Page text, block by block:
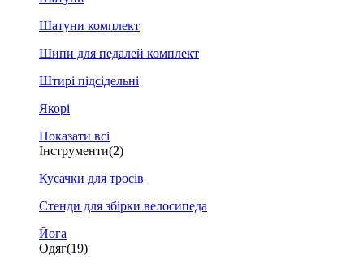
Шатуни комплект
Шипи для педалей комплект
Штирі підсідельні
Якорі
Показати всі
Інструменти(2)
Кусачки для тросів
Стенди для збірки велосипеда
Йога
Одяг(19)